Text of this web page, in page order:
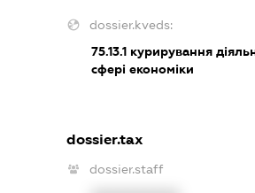
dossier.kveds:
75.13.1 курирування
сфері економіки
dossier.tax
dossier.staff